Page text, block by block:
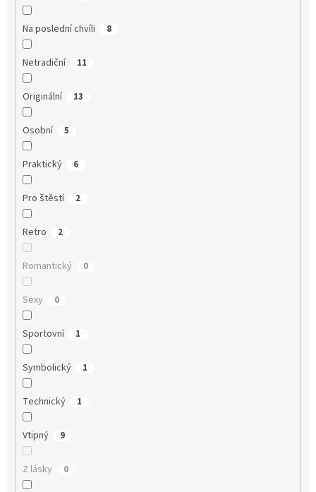
Na poslední chvíli 8
Netradiční 11
Originální 13
Osobní 5
Praktický 6
Pro štěstí 2
Retro 2
Romantický 0
Sexy 0
Sportovní 1
Symbolický 1
Technický 1
Vtipný 9
Z lásky 0